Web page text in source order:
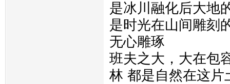
是冰川融化后大地
是时光在山间雕刻
无心雕琢
班夫之大，大在包
林 都是自然在这片